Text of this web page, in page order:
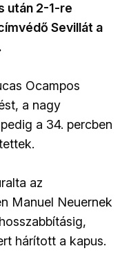
után 2-1-re
Sevillát a
Ocampos
a nagy
a 34. percben
az
Manuel Neuernek
hárított a kapus.